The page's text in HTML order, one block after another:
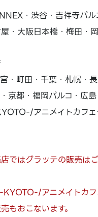
・渋谷・吉祥寺パル
・大阪日本橋・梅田・
・町田・千葉・札幌・
京都・福岡パルコ・広
アニメイトカフェ
ではグラッテの販売は
アニメイトカフ
もおこないます。